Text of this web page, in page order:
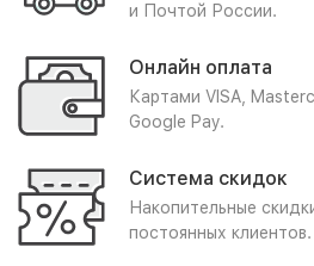
и Почтой России.
Онлайн оплата
Картами VISA,
Google Pay.
Система скидок
Накопительные
постоянных клиентов.